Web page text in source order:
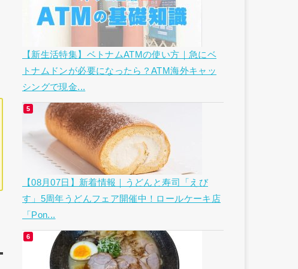
【新生活特集】ベトナムATMの使い方｜急にベ
トナムドンが必要になったら？ATM海外キャッ
シングで現金...
【08月07日】新着情報｜うどんと寿司「えび
す」5周年うどんフェア開催中！ロールケーキ店
「Pon...